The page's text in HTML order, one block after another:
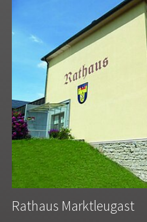
Rathaus Marktleugast